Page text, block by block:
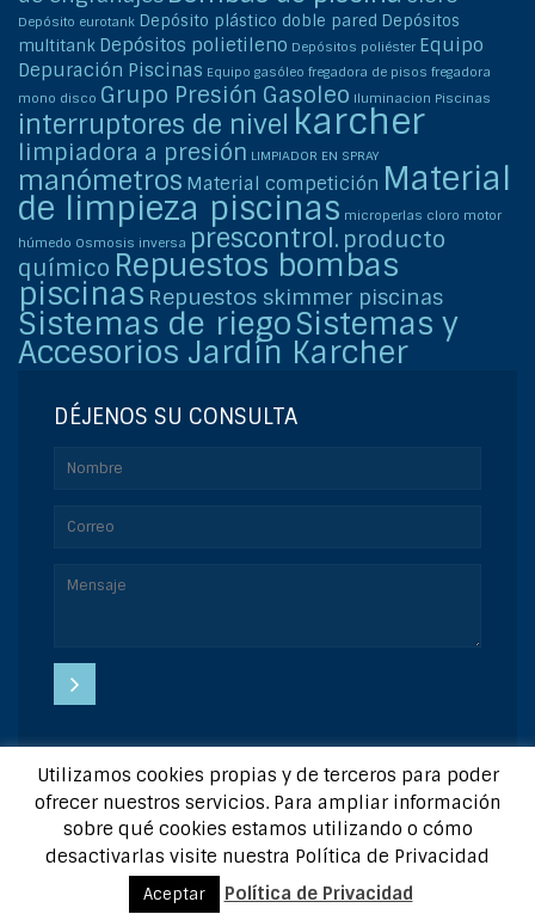
Depósito eurotank Depósito plástico doble pared Depósitos
multitank Depósitos polietileno Depósitos poliéster Equipo
Depuración Piscinas Equipo gasóleo fregadora de pisos fregadora
mono disco Grupo Presión Gasoleo Iluminacion Piscinas
interruptores de nivel karcher
limpiadora a presión LIMPIADOR EN SPRAY
manómetros Material competición Material
de limpieza piscinas microperlas cloro motor
húmedo Osmosis inversa prescontrol. producto
químico Repuestos bombas
piscinas Repuestos skimmer piscinas
Sistemas de riegoSistemas y
Accesorios Jardín Karcher
DÉJENOS SU CONSULTA
Copyright © 2015 | Diseñado por:GesWebs|Aviso Legal |
Preguntas frecuentas
Utilizamos cookies propias y de terceros para poder
ofrecer nuestros servicios. Para ampliar información
sobre qué cookies estamos utilizando o cómo
desactivarlas visite nuestra Política de Privacidad
Aceptar Política de Privacidad